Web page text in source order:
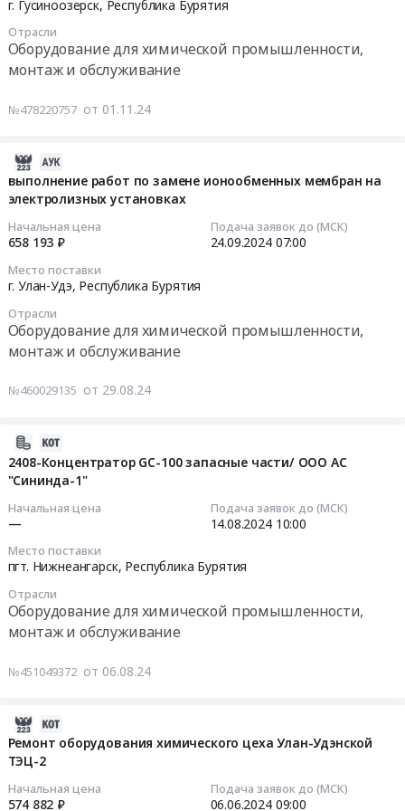
г. Гусиноозерск, Республика Бурятия
Отрасли
Оборудование для химической промышленности,
монтаж и обслуживание
№478220757 от 01.11.24
20
выполнение работ по замене ионообменных мембран на
электролизных установках
Начальная цена
658 193 ₽
Подача заявок до (МСК)
24.09.2024 07:00
Место поставки
г. Улан-Удэ, Республика Бурятия
Отрасли
Оборудование для химической промышленности,
монтаж и обслуживание
№460029135 от 29.08.24
2408-Концентратор GC-100 запасные части/ ООО АС
"Сининда-1"
Начальная цена
—
Подача заявок до (МСК)
14.08.2024 10:00
Место поставки
пгт. Нижнеангарск, Республика Бурятия
Отрасли
Оборудование для химической промышленности,
монтаж и обслуживание
№451049372 от 06.08.24
Ремонт оборудования химического цеха Улан-Удэнской
ТЭЦ-2
Начальная цена
574 882 ₽
Подача заявок до (МСК)
06.06.2024 09:00